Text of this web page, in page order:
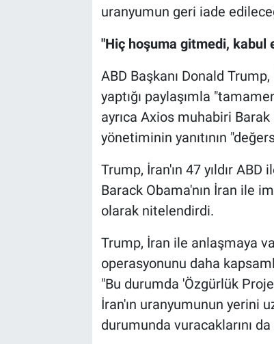
uranyumun geri iade
"Hiç hoşuma gitmedi, kabul
ABD Başkanı Donald
yaptığı paylaşımla
ayrıca Axios muhabiri
yönetiminin yanıtının
Trump, İran'ın 47 yıldır
Barack Obama'nın İran ile
olarak nitelendirdi.
Trump, İran ile anlaşmaya
operasyonunu daha
"Bu durumda 'Özgürlük
İran'ın uranyumunun yerini
durumunda vuracaklarını da